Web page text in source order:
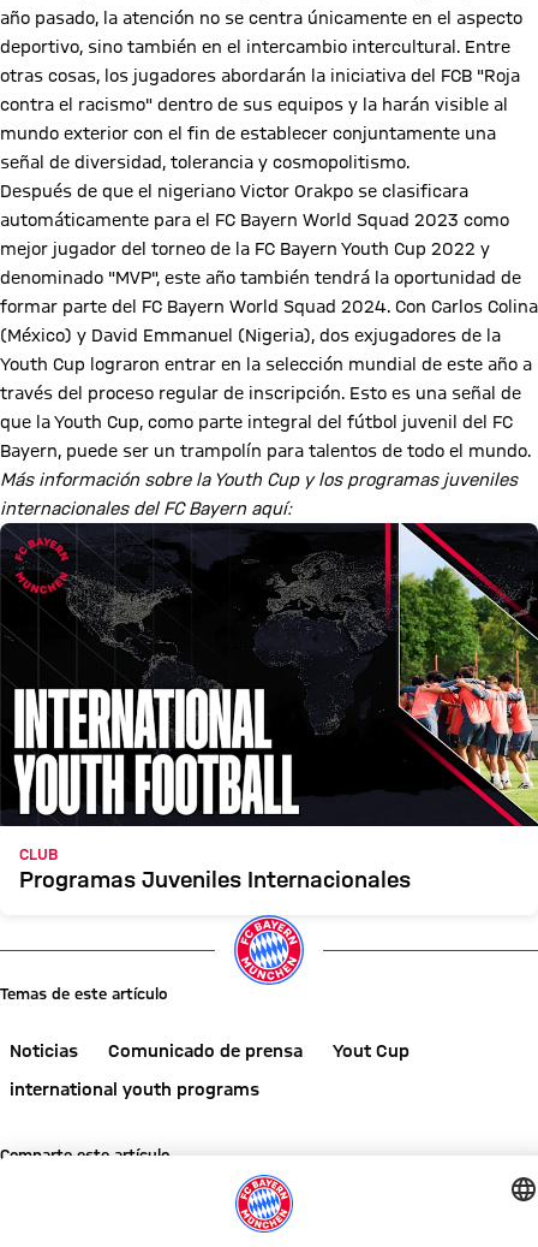
año pasado, la atención no se centra únicamente en el aspecto
deportivo, sino también en el intercambio intercultural. Entre
otras cosas, los jugadores abordarán la iniciativa del FCB "Roja
contra el racismo" dentro de sus equipos y la harán visible al
mundo exterior con el fin de establecer conjuntamente una
señal de diversidad, tolerancia y cosmopolitismo.
Después de que el nigeriano Victor Orakpo se clasificara
automáticamente para el FC Bayern World Squad 2023 como
mejor jugador del torneo de la FC Bayern Youth Cup 2022 y
denominado "MVP", este año también tendrá la oportunidad de
formar parte del FC Bayern World Squad 2024. Con Carlos Colina
(México) y David Emmanuel (Nigeria), dos exjugadores de la
Youth Cup lograron entrar en la selección mundial de este año a
través del proceso regular de inscripción. Esto es una señal de
que la Youth Cup, como parte integral del fútbol juvenil del FC
Bayern, puede ser un trampolín para talentos de todo el mundo.
Más información sobre la Youth Cup y los programas juveniles
internacionales del FC Bayern aquí:
CLUB
Programas Juveniles Internacionales
Temas de este artículo
Noticias Comunicado de prensa
Yout Cup
international youth programs
Comparte este artículo